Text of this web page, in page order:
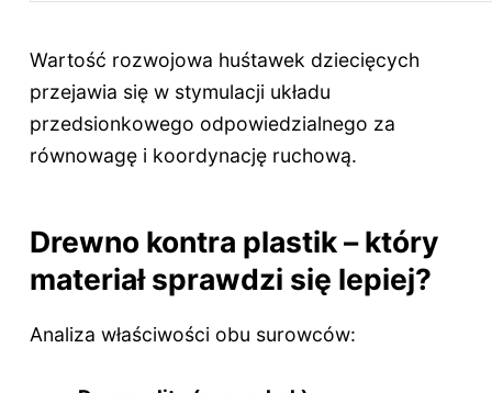
Wartość rozwojowa huśtawek dziecięcych
przejawia się w stymulacji układu
przedsionkowego odpowiedzialnego za
równowagę i koordynację ruchową.
Drewno kontra plastik – który
materiał sprawdzi się lepiej?
Analiza właściwości obu surowców: